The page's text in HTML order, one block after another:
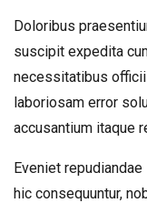
Doloribus
suscipit expedita
necessitatibus
laboriosam error
accusantium itaque
Eveniet
hic consequuntur,